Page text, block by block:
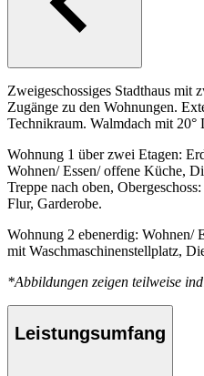
Zweigeschossiges Stadthaus mit
Zugänge zu den Wohnungen.
Technikraum. Walmdach mit 20°
Wohnung 1 über zwei Etagen:
Wohnen/ Essen/ offene Küche,
Treppe nach oben,
Flur, Garderobe.
Wohnung 2 ebenerdig: Wohnen/
mit Waschmaschinenstellplatz,
*Abbildungen zeigen teilweise
Leistungsumfang